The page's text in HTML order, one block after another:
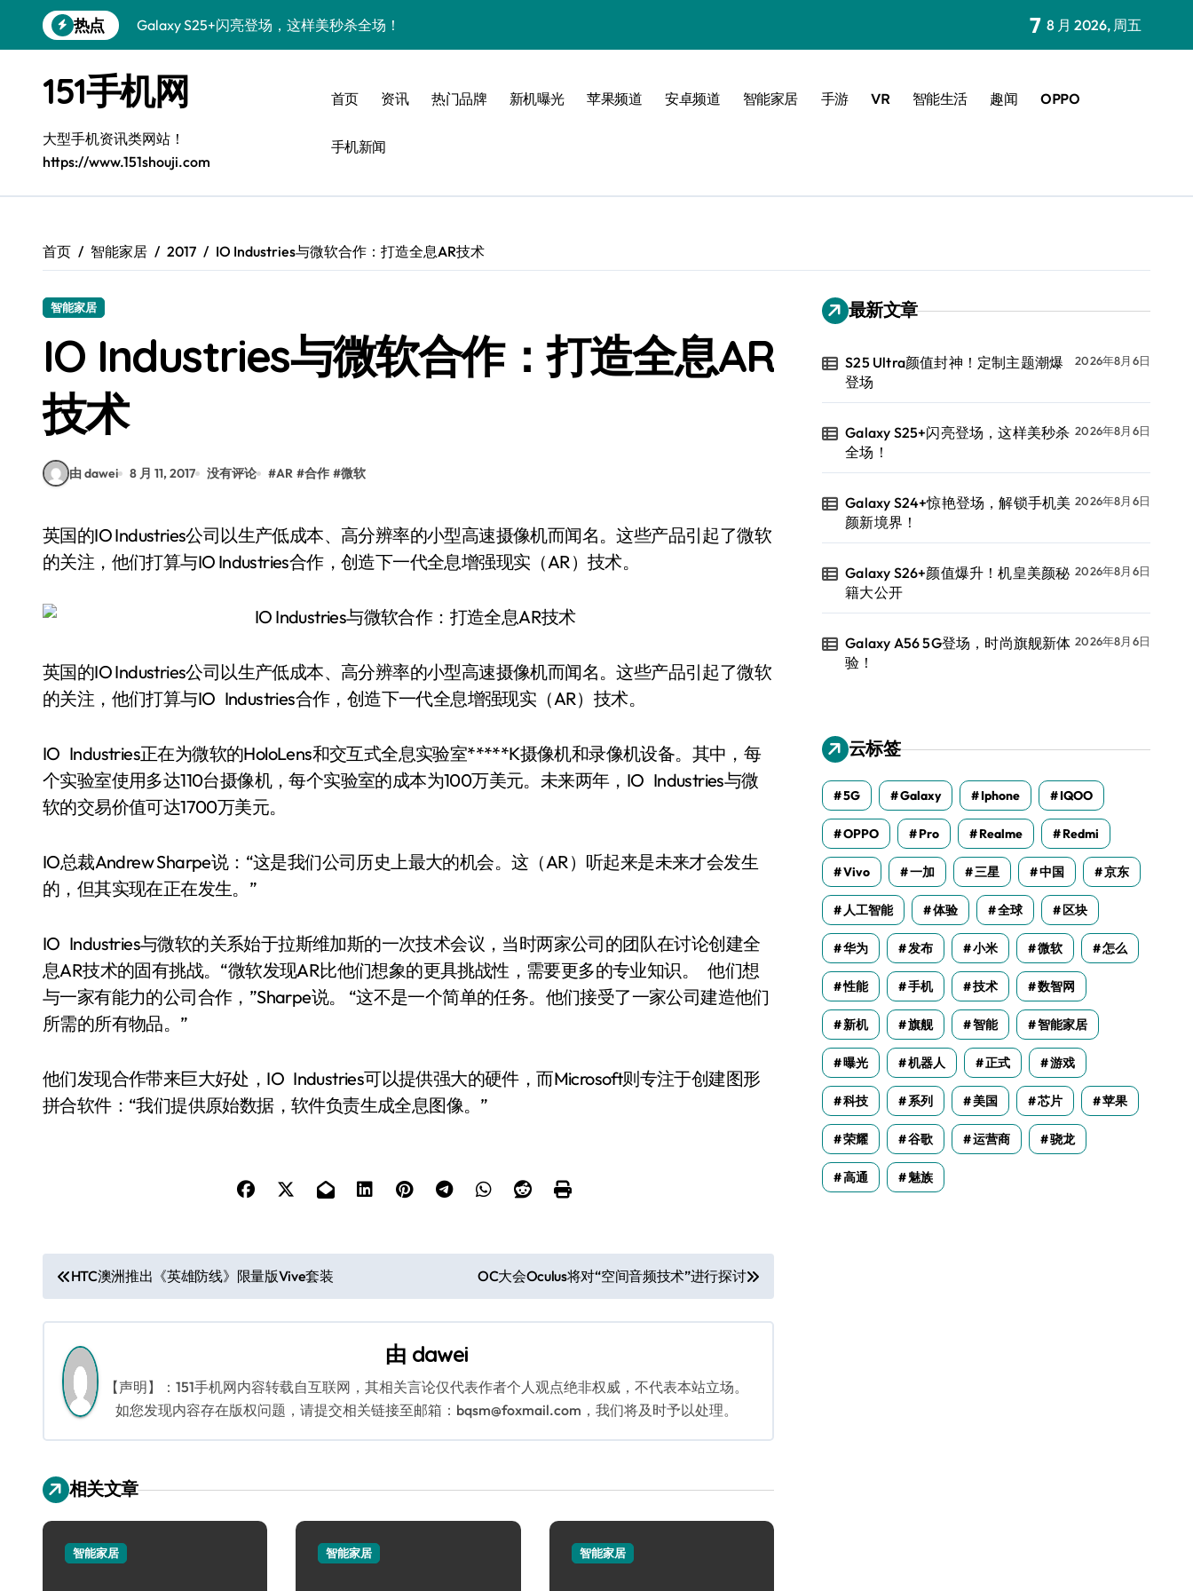
到
热点
Galaxy S25+闪亮登场，这样美秒杀全场！
Galaxy S26+颜值爆升！机皇美颜秘籍大公开
Galaxy A56 5G登场，时尚旗舰新体验！
三星Galaxy S26发布：个性美化全攻略
Galaxy S25美颜密码：秒变个性酷机！
Galaxy C55 5G登场，演绎三星美学新巅峰！
S25 Ultra颜值封神！定制主题潮爆登场
7 8 月 2026, 周五
151手机网
大型手机资讯类网站！
https://www.151shouji.com
首页 资讯 热门品牌 新机曝光 苹果频道 安卓频道 智能家居 手游 VR 智能生活 趣闻 OPPO
手机新闻
首页 智能家居 2017 IO Industries与微软合作：打造全息AR技术
智能家居
IO Industries与微软合作：打造全息AR
技术
由 dawei 8 月 11, 2017 没有评论 #AR #合作 #微软
英国的IO Industries公司以生产低成本、高分辨率的小型高速摄像机而闻名。这些产品引起了微软
的关注，他们打算与IO Industries合作，创造下一代全息增强现实（AR）技术。
英国的IO Industries公司以生产低成本、高分辨率的小型高速摄像机而闻名。这些产品引起了微软
的关注，他们打算与IO Industries合作，创造下一代全息增强现实（AR）技术。
IO Industries正在为微软的HoloLens和交互式全息实验室*****K摄像机和录像机设备。其中，每
个实验室使用多达110台摄像机，每个实验室的成本为100万美元。未来两年，IO Industries与微
软的交易价值可达1700万美元。
IO总裁Andrew Sharpe说：“这是我们公司历史上最大的机会。这（AR）听起来是未来才会发生
的，但其实现在正在发生。”
IO Industries与微软的关系始于拉斯维加斯的一次技术会议，当时两家公司的团队在讨论创建全
息AR技术的固有挑战。“微软发现AR比他们想象的更具挑战性，需要更多的专业知识。 他们想
与一家有能力的公司合作，”Sharpe说。 “这不是一个简单的任务。他们接受了一家公司建造他们
所需的所有物品。”
他们发现合作带来巨大好处，IO Industries可以提供强大的硬件，而Microsoft则专注于创建图形
拼合软件：“我们提供原始数据，软件负责生成全息图像。”
文
章
导
航
HTC澳洲推出《英雄防线》限量版Vive套装 OC大会Oculus将对“空间音频技术”进行探讨
由 dawei
【声明】：151手机网内容转载自互联网，其相关言论仅代表作者个人观点绝非权威，不代表本站立场。
如您发现内容存在版权问题，请提交相关链接至邮箱：bqsm@foxmail.com，我们将及时予以处理。
相关文章
智能家居 智能家居 智能家居
最新文章
S25 Ultra颜值封神！定制主题潮爆
登场
2026年8月6日
Galaxy S25+闪亮登场，这样美秒杀
全场！
2026年8月6日
Galaxy S24+惊艳登场，解锁手机美
颜新境界！
2026年8月6日
Galaxy S26+颜值爆升！机皇美颜秘
籍大公开
2026年8月6日
Galaxy A56 5G登场，时尚旗舰新体
验！
2026年8月6日
云标签
5G Galaxy Iphone IQOO
OPPO Pro Realme Redmi
Vivo 一加 三星 中国 京东
人工智能 体验 全球 区块
华为 发布 小米 微软 怎么
性能 手机 技术 数智网
新机 旗舰 智能 智能家居
曝光 机器人 正式 游戏
科技 系列 美国 芯片 苹果
荣耀 谷歌 运营商 骁龙
高通 魅族